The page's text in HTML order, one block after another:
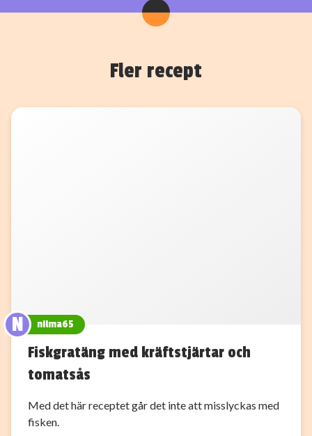
Fler recept
N nilma65
Fiskgratäng med kräftstjärtar och
tomatsås
Med det här receptet går det inte att misslyckas med
fisken.